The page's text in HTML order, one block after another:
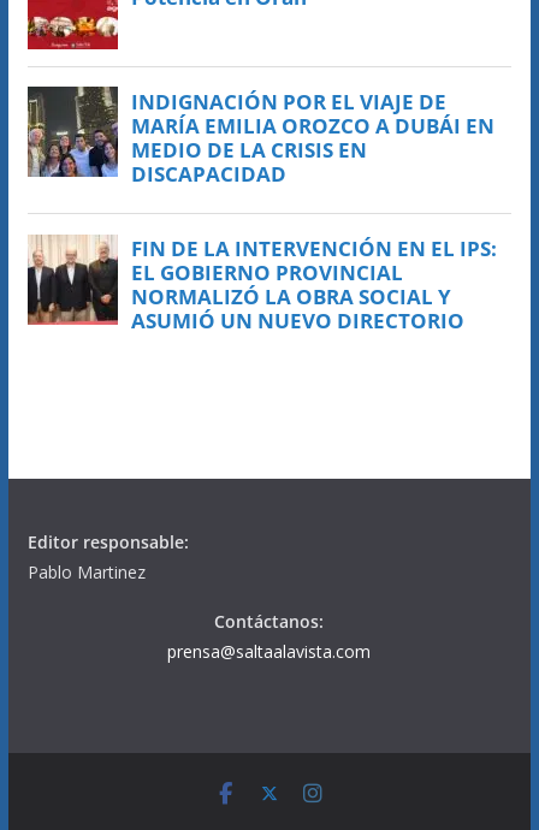
Editor responsable:
Pablo Martinez
Contáctanos:
prensa@saltaalavista.com